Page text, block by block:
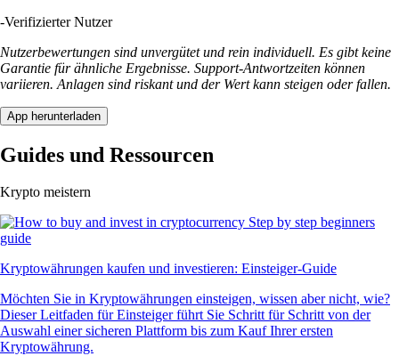
-Verifizierter Nutzer
Nutzerbewertungen sind unvergütet und rein individuell. Es gibt keine
Garantie für ähnliche Ergebnisse. Support-Antwortzeiten können
variieren. Anlagen sind riskant und der Wert kann steigen oder fallen.
App herunterladen
Guides und Ressourcen
Krypto meistern
Kryptowährungen kaufen und investieren: Einsteiger-Guide
Möchten Sie in Kryptowährungen einsteigen, wissen aber nicht, wie?
Dieser Leitfaden für Einsteiger führt Sie Schritt für Schritt von der
Auswahl einer sicheren Plattform bis zum Kauf Ihrer ersten
Kryptowährung.